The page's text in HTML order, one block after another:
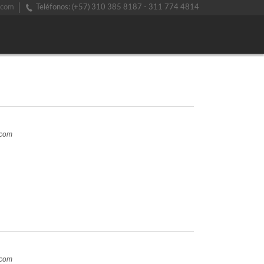
Teléfonos: (+57) 310 385 8187 - 311 774 4814